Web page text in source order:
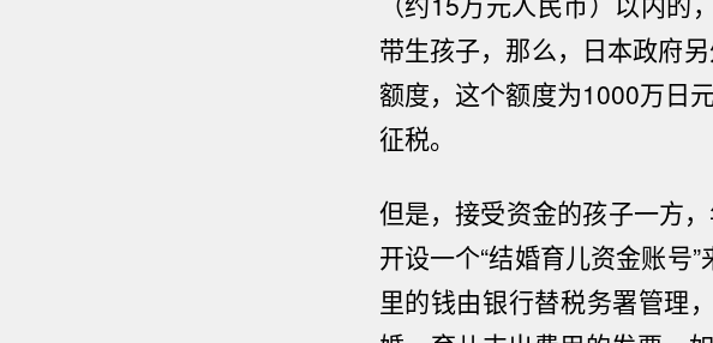
带生孩子，那么，日本政府
额度，这个额度为1000万日
征税。
但是，接受资金的孩子一方
开设一个“结婚育儿资金账号
里的钱由银行替税务署管理